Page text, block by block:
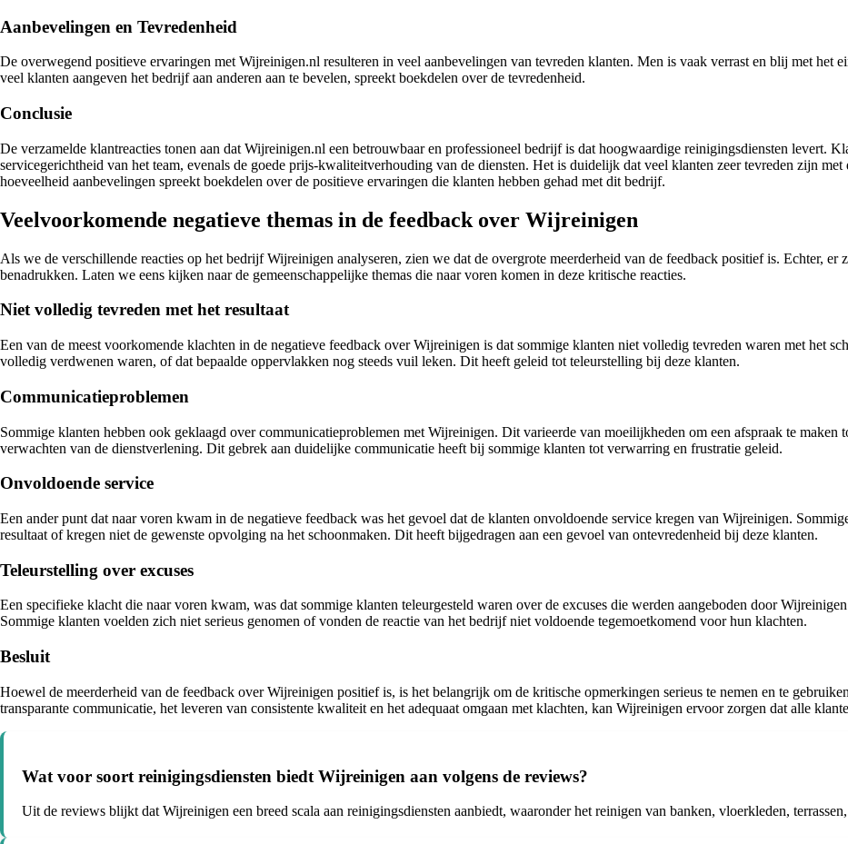
Aanbevelingen en Tevredenheid
De overwegend positieve ervaringen met Wijreinigen.nl resulteren in veel aanbevelingen van tevreden klanten. Men is vaak verrast en blij met het
veel klanten aangeven het bedrijf aan anderen aan te bevelen, spreekt boekdelen over de tevredenheid.
Conclusie
De verzamelde klantreacties tonen aan dat Wijreinigen.nl een betrouwbaar en professioneel bedrijf is dat hoogwaardige reinigingsdiensten levert.
servicegerichtheid van het team, evenals de goede prijs-kwaliteitverhouding van de diensten. Het is duidelijk dat veel klanten zeer tevreden zijn
hoeveelheid aanbevelingen spreekt boekdelen over de positieve ervaringen die klanten hebben gehad met dit bedrijf.
Veelvoorkomende negatieve themas in de feedback over Wijreinigen
Als we de verschillende reacties op het bedrijf Wijreinigen analyseren, zien we dat de overgrote meerderheid van de feedback positief is. Echter,
benadrukken. Laten we eens kijken naar de gemeenschappelijke themas die naar voren komen in deze kritische reacties.
Niet volledig tevreden met het resultaat
Een van de meest voorkomende klachten in de negatieve feedback over Wijreinigen is dat sommige klanten niet volledig tevreden waren met het
volledig verdwenen waren, of dat bepaalde oppervlakken nog steeds vuil leken. Dit heeft geleid tot teleurstelling bij deze klanten.
Communicatieproblemen
Sommige klanten hebben ook geklaagd over communicatieproblemen met Wijreinigen. Dit varieerde van moeilijkheden om een afspraak te
verwachten van de dienstverlening. Dit gebrek aan duidelijke communicatie heeft bij sommige klanten tot verwarring en frustratie geleid.
Onvoldoende service
Een ander punt dat naar voren kwam in de negatieve feedback was het gevoel dat de klanten onvoldoende service kregen van Wijreinigen.
resultaat of kregen niet de gewenste opvolging na het schoonmaken. Dit heeft bijgedragen aan een gevoel van ontevredenheid bij deze klanten.
Teleurstelling over excuses
Een specifieke klacht die naar voren kwam, was dat sommige klanten teleurgesteld waren over de excuses die werden aangeboden door
Sommige klanten voelden zich niet serieus genomen of vonden de reactie van het bedrijf niet voldoende tegemoetkomend voor hun klachten.
Besluit
Hoewel de meerderheid van de feedback over Wijreinigen positief is, is het belangrijk om de kritische opmerkingen serieus te nemen en te
transparante communicatie, het leveren van consistente kwaliteit en het adequaat omgaan met klachten, kan Wijreinigen ervoor zorgen dat alle
Wat voor soort reinigingsdiensten biedt Wijreinigen aan volgens de reviews?
Uit de reviews blijkt dat Wijreinigen een breed scala aan reinigingsdiensten aanbiedt, waaronder het reinigen van banken, vloerkleden,